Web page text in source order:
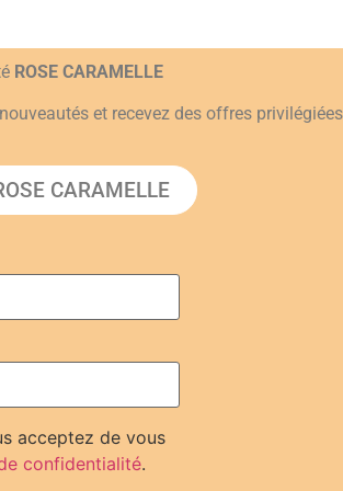
ROSE CARAMELLE
et recevez des offres
CARAMELLE
acceptez de vous
confidentialité.